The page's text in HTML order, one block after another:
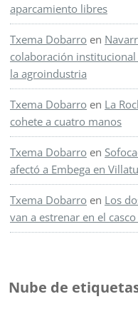
aparcamiento libres
Txema Dobarro en
colaboración
la agroindustria
Txema Dobarro en La
cohete a cuatro manos
Txema Dobarro en
afectó a Embega en
Txema Dobarro en Los
van a estrenar en el
Nube de